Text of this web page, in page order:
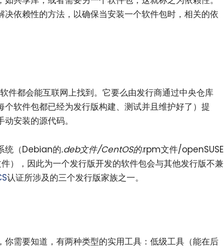
依赖性的方法，以确保当安装一个软件包时，相关的依
件都会能互联网上找到。它要么由发行商通过中央仓库
个软件包都已经为发行版构建、测试并且维护好了）提
安装的源代码。
统（Debian的.deb文件/CentOS的.rpm文件/openSUSE
），因此为一个发行版开发的软件包会与其他发行版不兼
认证所涉及的三个发行版家族之一。
你需要知道，有两种类型的实用工具：低级工具（能在后
白观察：Let&apos;s Encrpt 正